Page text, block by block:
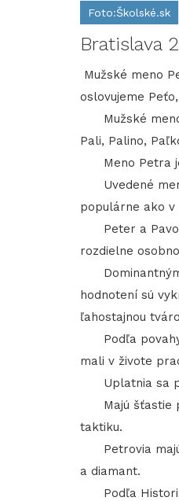
Foto:Školské.sk
Bratislava
Mužské meno
oslovujeme
Mužské meno
Pali, Palino,
Meno Petra je
Uvedené
populárne ako v
Peter a Pavol
rozdielne
Dominantnými
hodnotení sú
ľahostajnou
Podľa povahy
mali v živote
Uplatnia sa
Majú šťastie
taktiku.
Petrovia majú
a diamant.
Podľa